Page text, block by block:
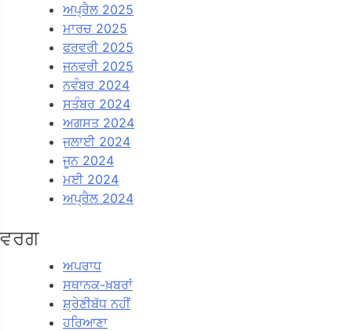
ਅਪ੍ਰੈਲ 2025
ਮਾਰਚ 2025
ਫਰਵਰੀ 2025
ਜਨਵਰੀ 2025
ਨਵੰਬਰ 2024
ਸਤੰਬਰ 2024
ਅਗਸਤ 2024
ਜੁਲਾਈ 2024
ਜੂਨ 2024
ਮਈ 2024
ਅਪ੍ਰੈਲ 2024
ਵਰਗ
ਅਪਰਾਧ
ਸਥਾਨਕ-ਖ਼ਬਰਾਂ
ਸ਼੍ਰੇਣੀਬੱਧ ਨਹੀਂ
ਹਰਿਆਣਾ